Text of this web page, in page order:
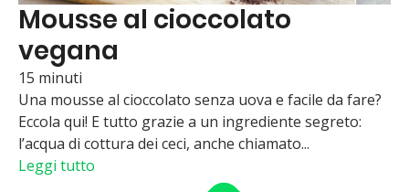
Mousse al cioccolato
vegana
15 minuti
Una mousse al cioccolato senza uova e facile da fare?
Eccola qui! E tutto grazie a un ingrediente segreto:
l’acqua di cottura dei ceci, anche chiamato...
Leggi tutto